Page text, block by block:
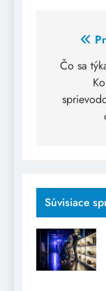
Post
Čo sa
Súvisiace